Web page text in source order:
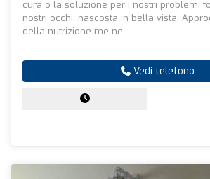
cura o la soluzione per i nostri problemi
nostri occhi, nascosta in bella vista.
della nutrizione me ne...
Vedi telefono